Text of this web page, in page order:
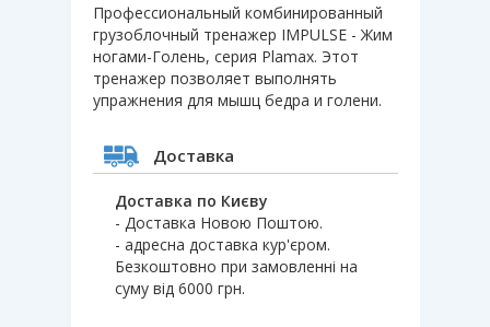
Профессиональный комбинированный
грузоблочный тренажер IMPULSE - Жим
ногами-Голень, серия Plamax. Этот
тренажер позволяет выполнять
упражнения для мышц бедра и голени.
Доставка
Доставка по Києву
- Доставка Новою Поштою.
- адресна доставка кур'єром.
Безкоштовно при замовленні на
суму від 6000 грн.